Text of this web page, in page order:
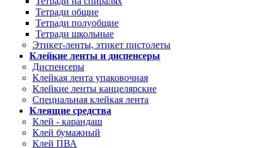
Тетради общие
Тетради полуобщие
Тетради школьные
Этикет-ленты, этикет пистолеты
Клейкие ленты и диспенсеры
Диспенсеры
Клейкая лента упаковочная
Клейкие ленты канцелярские
Специальная клейкая лента
Клеящие средства
Клей - карандаш
Клей бумажный
Клей ПВА